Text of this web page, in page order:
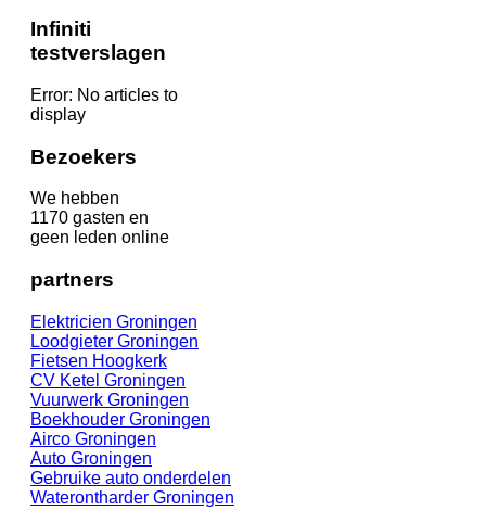
Infiniti
testverslagen
Error: No articles to
display
Bezoekers
We hebben
1170 gasten en
geen leden online
partners
Elektricien Groningen
Loodgieter Groningen
Fietsen Hoogkerk
CV Ketel Groningen
Vuurwerk Groningen
Boekhouder Groningen
Airco Groningen
Auto Groningen
Gebruike auto onderdelen
Waterontharder Groningen